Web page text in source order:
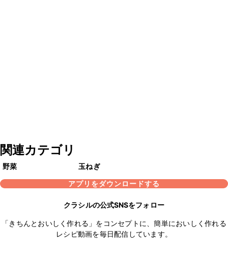
関連カテゴリ
野菜
玉ねぎ
アプリをダウンロードする
クラシルの公式SNSをフォロー
「きちんとおいしく作れる」をコンセプトに、簡単においしく作れる
レシピ動画を毎日配信しています。